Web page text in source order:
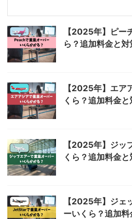
【2025年】ピー
ら？追加料金と
【2025年】エア
くら？追加料金
【2025年】ジッ
くら？追加料金
【2025年】ジェ
ーいくら？追加